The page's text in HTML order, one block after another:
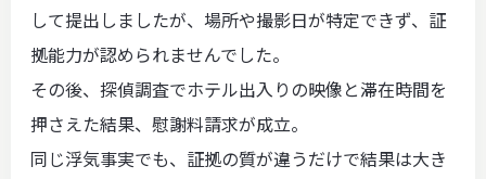
して提出しましたが、場所や撮影日が特定できず、証
拠能力が認められませんでした。
その後、探偵調査でホテル出入りの映像と滞在時間を
押さえた結果、慰謝料請求が成立。
同じ浮気事実でも、証拠の質が違うだけで結果は大き